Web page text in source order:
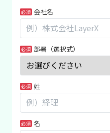
MK_
経
費
精
算
_WP_
料
金
表
会社名
部署（選択式）
姓
名
あ
な
た
が
人
間
の
場
合、
こ
の